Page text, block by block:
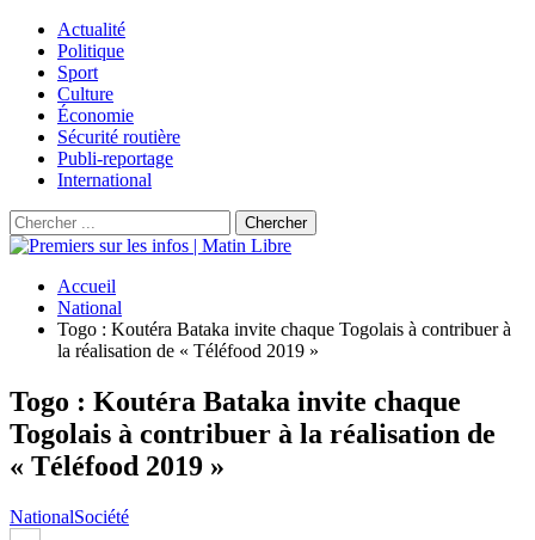
Actualité
Politique
Sport
Culture
Économie
Sécurité routière
Publi-reportage
International
Accueil
National
Togo : Koutéra Bataka invite chaque Togolais à contribuer à
la réalisation de « Téléfood 2019 »
Togo : Koutéra Bataka invite chaque
Togolais à contribuer à la réalisation de
« Téléfood 2019 »
NationalSociété